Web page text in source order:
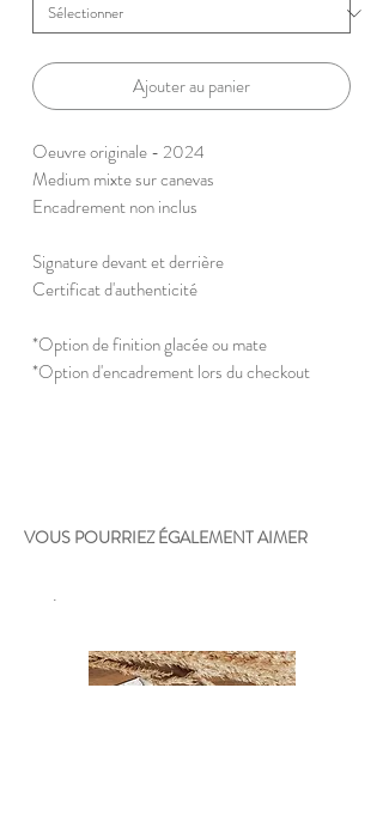
Ajouter au panier
Oeuvre originale - 2024
Medium mixte sur canevas
Encadrement non inclus
Signature devant et derrière
Certificat d'authenticité
*Option de finition glacée ou mate
*Option d'encadrement lors du checkout
VOUS POURRIEZ ÉGALEMENT AIMER
.